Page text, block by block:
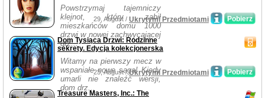
Powstrzymaj tajemniczy
klejnot, który zabił
mieszkańców domu 1000
drzwi w nowej zachwycającej
grz...
Pobierz
29, August / Ukrytymi Przedmiotami
Dom Tysiąca Drzwi: Rodzinne
sekrety. Edycja kolekcjonerska
Witamy na pierwszy mecz w
wspaniałe nowe saga! Kiedy
umarli nie znaleźć wersji,
dom drz...
Pobierz
23, August /Ukrytymi Przedmiotami
Treasure Masters, Inc.: The